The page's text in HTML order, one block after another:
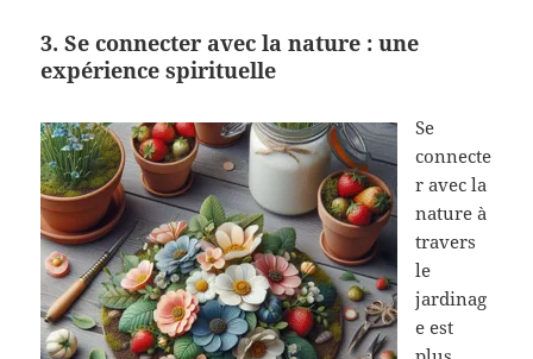
3. Se connecter avec la nature : une
expérience spirituelle
Se
connecte
r avec la
nature à
travers
le
jardinag
e est